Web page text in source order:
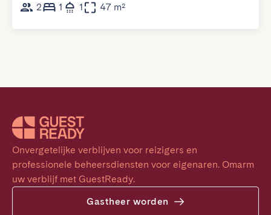
2
1 1 47 m²
Onvergetelijke verblijven voor reizigers en
professionele beheersdiensten voor eigenaren. Omarm
uw verblijf met GuestReady.
Gastheer worden